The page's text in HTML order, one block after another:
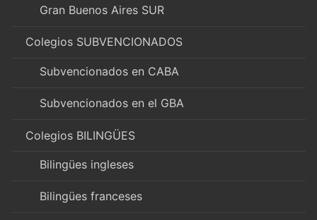
Gran Buenos Aires SUR
Colegios SUBVENCIONADOS
Subvencionados en CABA
Subvencionados en el GBA
Colegios BILINGÜES
Bilingües ingleses
Bilingües franceses